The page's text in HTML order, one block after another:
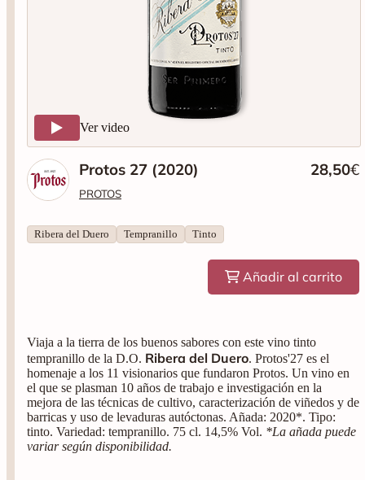
Ver video
Protos 27 (2020)
PROTOS
28,50€
Ribera del Duero Tempranillo Tinto
Añadir al carrito
Viaja a la tierra de los buenos sabores con este vino tinto
tempranillo de la D.O. Ribera del Duero. Protos'27 es el
homenaje a los 11 visionarios que fundaron Protos. Un vino en
el que se plasman 10 años de trabajo e investigación en la
mejora de las técnicas de cultivo, caracterización de viñedos y de
barricas y uso de levaduras autóctonas. Añada: 2020*. Tipo:
tinto. Variedad: tempranillo. 75 cl. 14,5% Vol. *La añada puede
variar según disponibilidad.